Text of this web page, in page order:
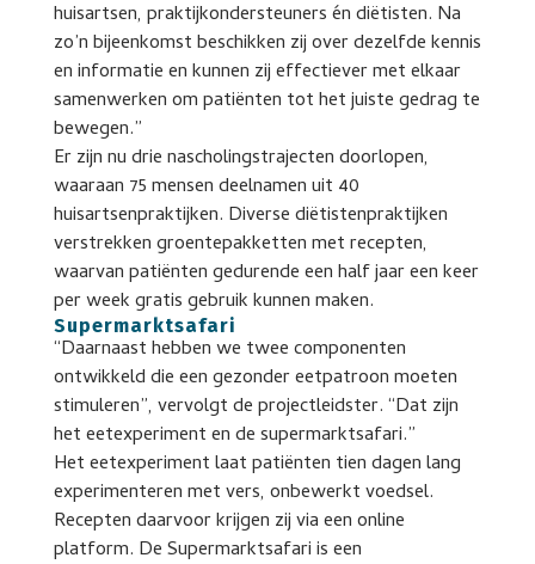
huisartsen, praktijkondersteuners én diëtisten. Na
zo’n bijeenkomst beschikken zij over dezelfde kennis
en informatie en kunnen zij effectiever met elkaar
samenwerken om patiënten tot het juiste gedrag te
bewegen.”
Er zijn nu drie nascholingstrajecten doorlopen,
waaraan 75 mensen deelnamen uit 40
huisartsenpraktijken. Diverse diëtistenpraktijken
verstrekken groentepakketten met recepten,
waarvan patiënten gedurende een half jaar een keer
per week gratis gebruik kunnen maken.
Supermarktsafari
“Daarnaast hebben we twee componenten
ontwikkeld die een gezonder eetpatroon moeten
stimuleren”, vervolgt de projectleidster. “Dat zijn
het eetexperiment en de supermarktsafari.”
Het eetexperiment laat patiënten tien dagen lang
experimenteren met vers, onbewerkt voedsel.
Recepten daarvoor krijgen zij via een online
platform. De Supermarktsafari is een